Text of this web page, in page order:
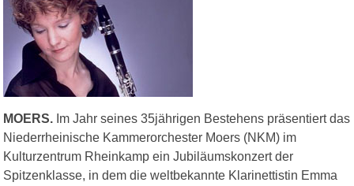
MOERS. Im Jahr seines 35jährigen Bestehens präsentiert das
Niederrheinische Kammerorchester Moers (NKM) im
Kulturzentrum Rheinkamp ein Jubiläumskonzert der
Spitzenklasse, in dem die weltbekannte Klarinettistin Emma